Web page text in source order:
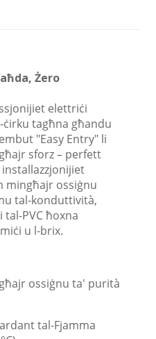
Żero
elettriċi
tagħna għandu
"Easy Entry" li
sforz – perfett
mingħajr ossiġnu
tal-konduttività,
PVC ħoxna
u l-brix.
ossiġnu ta' purità
tal-Fjamma